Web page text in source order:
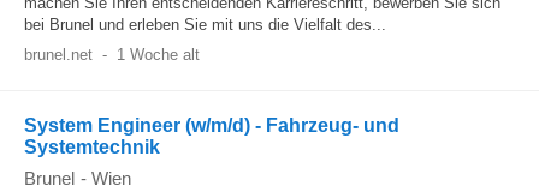
bei Brunel und erleben Sie mit uns die Vielfalt des...
brunel.net - 1 Woche alt
System Engineer (w/m/d) - Fahrzeug- und
Systemtechnik
Brunel - Wien